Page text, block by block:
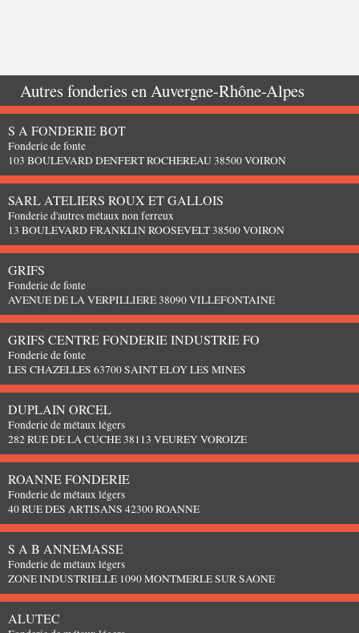
Autres fonderies enAuvergne-Rhône-Alpes
S A FONDERIE BOT
Fonderie de fonte
103 BOULEVARD DENFERT ROCHEREAU 38500 VOIRON
SARL ATELIERS ROUX ET GALLOIS
Fonderie d'autres métaux non ferreux
13 BOULEVARD FRANKLIN ROOSEVELT 38500 VOIRON
GRIFS
Fonderie de fonte
AVENUE DE LA VERPILLIERE 38090 VILLEFONTAINE
GRIFS CENTRE FONDERIE INDUSTRIE FO
Fonderie de fonte
LES CHAZELLES 63700 SAINT ELOY LES MINES
DUPLAIN ORCEL
Fonderie de métaux légers
282 RUE DE LA CUCHE 38113 VEUREY VOROIZE
ROANNE FONDERIE
Fonderie de métaux légers
40 RUE DES ARTISANS 42300 ROANNE
S A B ANNEMASSE
Fonderie de métaux légers
ZONE INDUSTRIELLE 1090 MONTMERLE SUR SAONE
ALUTEC